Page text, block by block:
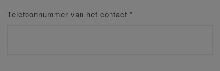
Telefoonnummer van het contact *